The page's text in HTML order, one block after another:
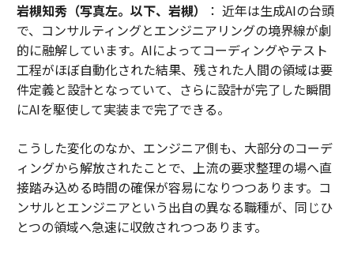
岩槻知秀（写真左。以下、岩槻）
： 近年は生成AIの台頭
で、コンサルティングとエンジニアリングの境界線が劇
的に融解しています。AIによってコーディングやテスト
工程がほぼ自動化された結果、残された人間の領域は要
件定義と設計となっていて、さらに設計が完了した瞬間
にAIを駆使して実装まで完了できる。
こうした変化のなか、エンジニア側も、大部分のコーデ
ィングから解放されたことで、上流の要求整理の場へ直
接踏み込める時間の確保が容易になりつつあります。コ
ンサルとエンジニアという出自の異なる職種が、同じひ
とつの領域へ急速に収斂されつつあります。